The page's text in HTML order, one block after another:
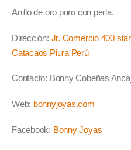
Anillo de oro puro con perla.
Dirección: Jr. Comercio 400
Catacaos Piura Perú
Contacto: Bonny Cobeñas
Web: bonnyjoyas.com
Facebook: Bonny Joyas